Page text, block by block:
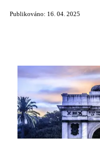
Publikováno: 16. 04. 2025